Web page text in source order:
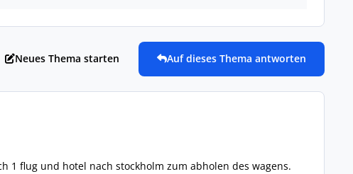
Neues Thema starten Auf dieses Thema antworten
1 flug und hotel nach stockholm zum abholen des wagens.